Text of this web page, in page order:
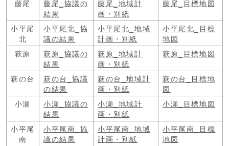
藤尾
藤尾_協議の
結果
藤尾_地域計
画・別紙
藤尾_目標地図
小平尾
北
小平尾北_協
議の結果
小平尾北_地域
計画・別紙
小平尾北_目標
地図
萩原
萩原_協議の
結果
萩原_地域計
画・別紙
萩原_目標地図
萩の台
萩の台_協議
の結果
萩の台_地域計
画・別紙
萩の台_目標地
図
小瀬
小瀬_協議の
結果
小瀬_地域計
画・別紙
小瀬_目標地図
小平尾
南
小平尾南_協
議の結果
小平尾南_地域
計画・別紙
小平尾南_目標
地図